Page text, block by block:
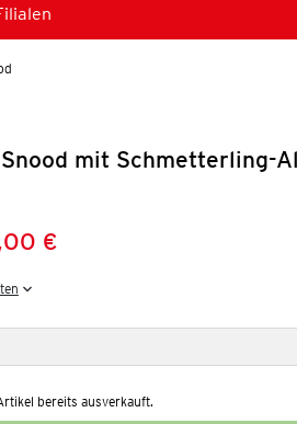
mit Schmetterling-
Preis:
€
bereits ausverkauft.